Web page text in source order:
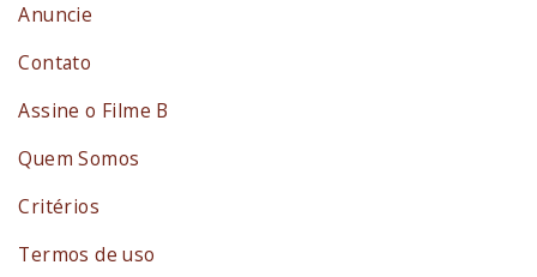
Anuncie
Contato
Assine o Filme B
Quem Somos
Critérios
Termos de uso